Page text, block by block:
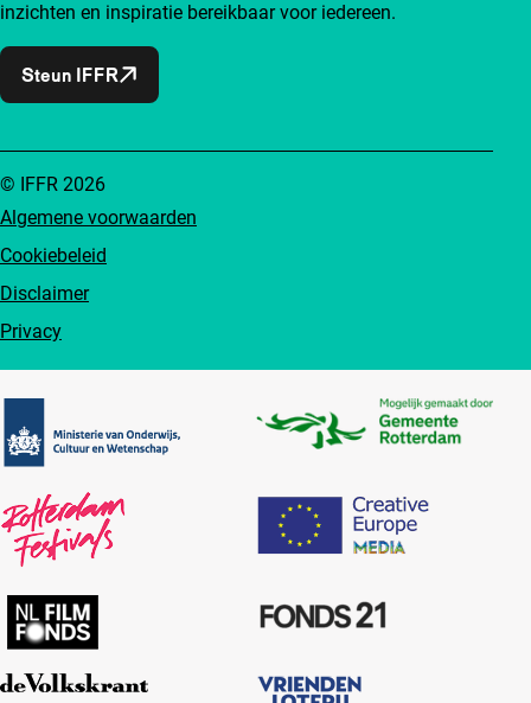
inzichten en inspiratie bereikbaar voor iedereen.
Steun IFFR
Algemene voorwaarden
Cookiebeleid
Disclaimer
Privacy
© IFFR 2026